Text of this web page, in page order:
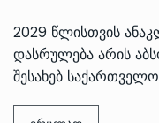
2029 წლისთვის
დასრულება არის
შესახებ